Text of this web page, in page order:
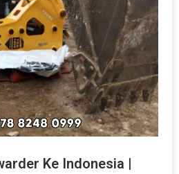
Ke Indonesia |